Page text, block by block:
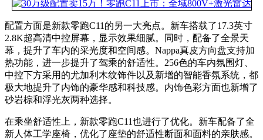
配置方面是新款零跑C11的另一大亮点。新车搭载了17.3英寸
2.8K超高清中控屏幕，显示效果细腻。同时，配备了全景天
幕，提升了车内的采光度和空间感。Nappa真皮方向盘支持加
热功能，进一步提升了驾乘的舒适性。256色的车内氛围灯、
中控下方采用的尤加利木纹饰件以及新增的智能香氛系统，都
极大地提升了内饰的豪华感和科技感。内饰色彩方面也新增了
砂岩棕和浮光灰两种选择。
在乘坐舒适性上，新款零跑C11也进行了优化。新车配备了全
新人体工学座椅，优化了座垫的舒适性断面和面料的亲肤感。